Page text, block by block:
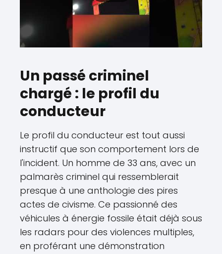
Un passé criminel
chargé : le profil du
conducteur
Le profil du conducteur est tout aussi
instructif que son comportement lors de
l'incident. Un homme de 33 ans, avec un
palmarès criminel qui ressemblerait
presque à une anthologie des pires
actes de civisme. Ce passionné des
véhicules à énergie fossile était déjà sous
les radars pour des violences multiples,
en proférant une démonstration